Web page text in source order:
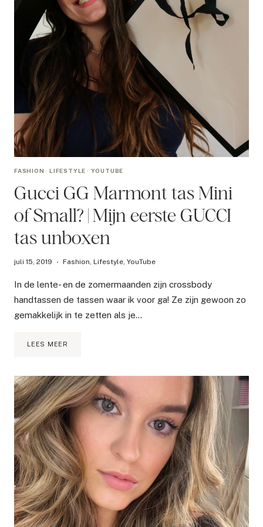
FASHION ·LIFESTYLE · YOUTUBE
Gucci GG Marmont tas Mini
of Small? | Mijn eerste GUCCI
tas unboxen
juli 15, 2019 Fashion,Lifestyle,YouTube
In de lente- en de zomermaanden zijn crossbody
handtassen de tassen waar ik voor ga! Ze zijn gewoon zo
gemakkelijk in te zetten als je…
LEES MEER
MINI
OF
SMALL?
EERSTE
GUCCI
TAS
UNBOXEN